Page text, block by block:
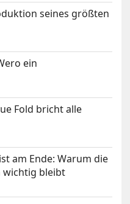
seines größten
ein
Fold bricht alle
am Ende: Warum die
wichtig bleibt